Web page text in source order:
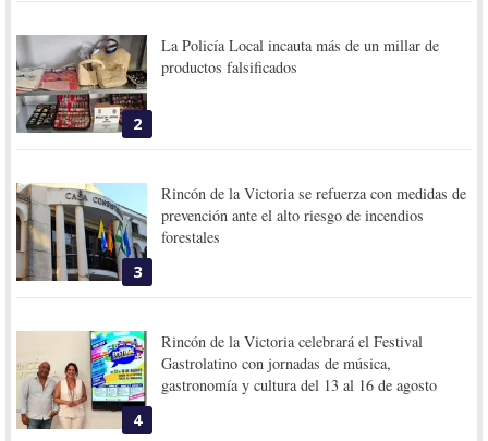
2
La Policía Local incauta más de un millar de
productos falsificados
3
Rincón de la Victoria se refuerza con medidas de
prevención ante el alto riesgo de incendios
forestales
4
Rincón de la Victoria celebrará el Festival
Gastrolatino con jornadas de música,
gastronomía y cultura del 13 al 16 de agosto